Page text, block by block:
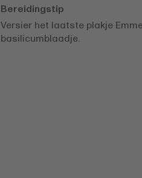
Bereidingstip
Versier het laatste plakje
basilicumblaadje.